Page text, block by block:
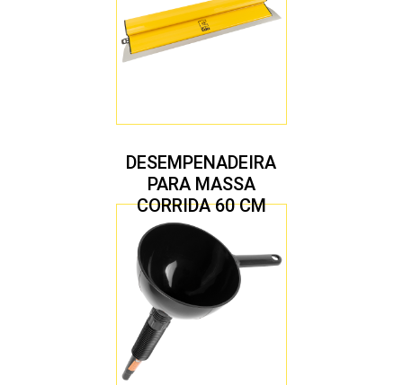
DESEMPENADEIRA
PARA MASSA
CORRIDA 60 CM